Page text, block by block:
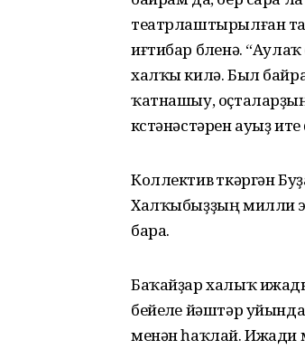
театрлаштырылған
иғтибар бүленә.
халҡы килә. Был
ҡатнашыу,
күстәнәстәрен ауыҙ
Коллектив үткәргән
Халҡыбыҙҙың милли
бара.
Баҡайҙар халыҡ
бейеүле йәштәр
менән һаҡлай. Ижади